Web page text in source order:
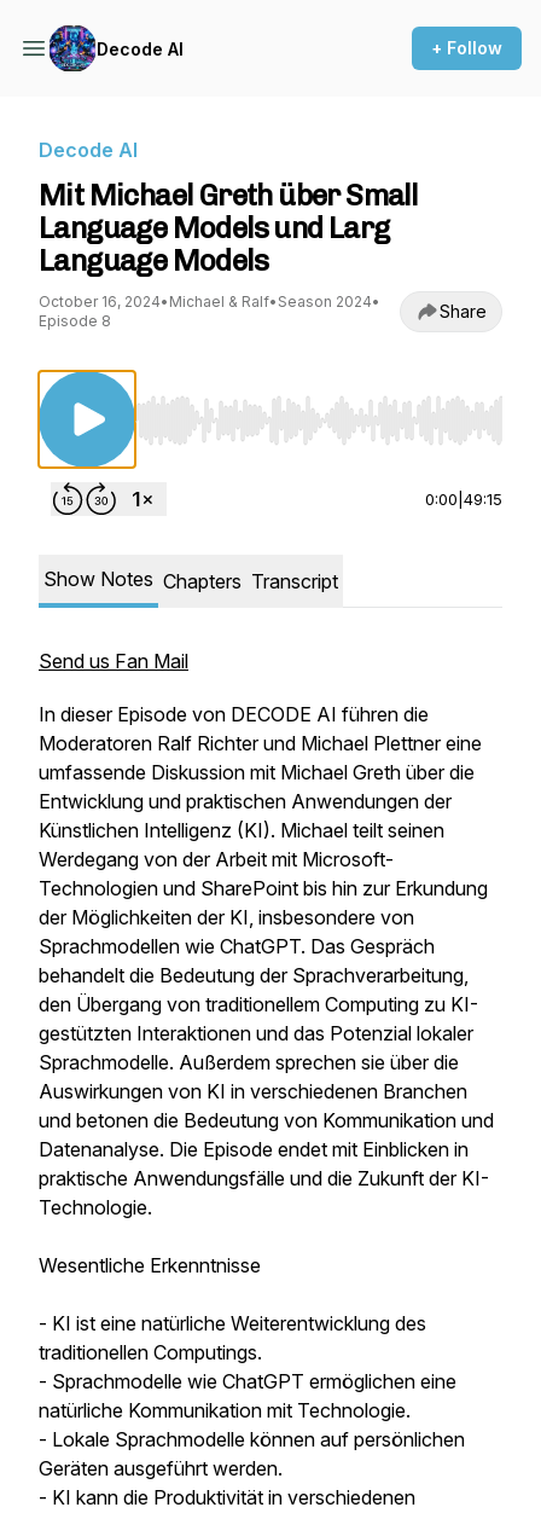
Decode AI + Follow
Decode AI
Mit Michael Greth über Small
Language Models und Larg
Language Models
October 16, 2024• Michael & Ralf• Season 2024•
Episode 8
Share
Use Left/Right to seek, Home/End to jump to
0:00 49:15
Show Notes Chapters Transcript
Send us Fan Mail
In dieser Episode von DECODE AI führen die
Moderatoren Ralf Richter und Michael Plettner eine
umfassende Diskussion mit Michael Greth über die
Entwicklung und praktischen Anwendungen der
Künstlichen Intelligenz (KI). Michael teilt seinen
Werdegang von der Arbeit mit Microsoft-
Technologien und SharePoint bis hin zur Erkundung
der Möglichkeiten der KI, insbesondere von
Sprachmodellen wie ChatGPT. Das Gespräch
behandelt die Bedeutung der Sprachverarbeitung,
den Übergang von traditionellem Computing zu KI-
gestützten Interaktionen und das Potenzial lokaler
Sprachmodelle. Außerdem sprechen sie über die
Auswirkungen von KI in verschiedenen Branchen
und betonen die Bedeutung von Kommunikation und
Datenanalyse. Die Episode endet mit Einblicken in
praktische Anwendungsfälle und die Zukunft der KI-
Technologie.
Wesentliche Erkenntnisse
- KI ist eine natürliche Weiterentwicklung des
traditionellen Computings.
- Sprachmodelle wie ChatGPT ermöglichen eine
natürliche Kommunikation mit Technologie.
- Lokale Sprachmodelle können auf persönlichen
Geräten ausgeführt werden.
- KI kann die Produktivität in verschiedenen